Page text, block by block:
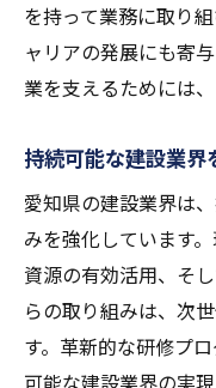
地域社会と
研修参加者
地域ニーズ
共創を促進
技術
地域社会に
共創的アプ
愛知県建設業界
鍵
若手育成の
を持って業務に取り
ャリアの発展にも寄
業を支えるためには
持続可能な建設業
愛知県の建設業界は
みを強化しています
資源の有効活用、そ
らの取り組みは、次
す。革新的な研修プ